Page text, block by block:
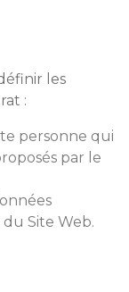
les
:
personne qui
par le
du Site Web.